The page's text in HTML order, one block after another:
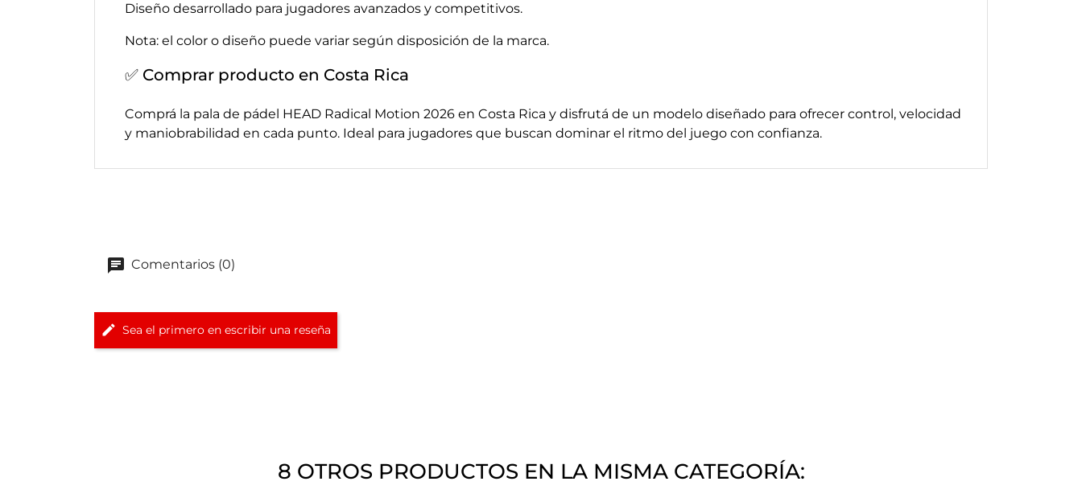
Diseño desarrollado para jugadores avanzados y competitivos.
Nota: el color o diseño puede variar según disposición de la marca.
✅ Comprar producto en Costa Rica
Comprá la pala de pádel HEAD Radical Motion 2026 en Costa Rica y disfrutá de un modelo diseñado para ofrecer control, velocidad
y maniobrabilidad en cada punto. Ideal para jugadores que buscan dominar el ritmo del juego con confianza.
Comentarios (0)
Sea el primero en escribir una reseña
8 OTROS PRODUCTOS EN LA MISMA CATEGORÍA: